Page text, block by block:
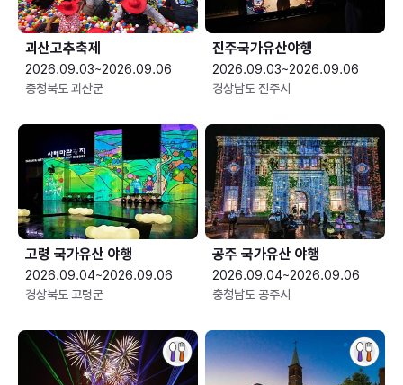
괴산고추축제
2026.09.03~2026.09.06
충청북도 괴산군
진주국가유산야행
2026.09.03~2026.09.06
경상남도 진주시
고령 국가유산 야행
2026.09.04~2026.09.06
경상북도 고령군
공주 국가유산 야행
2026.09.04~2026.09.06
충청남도 공주시